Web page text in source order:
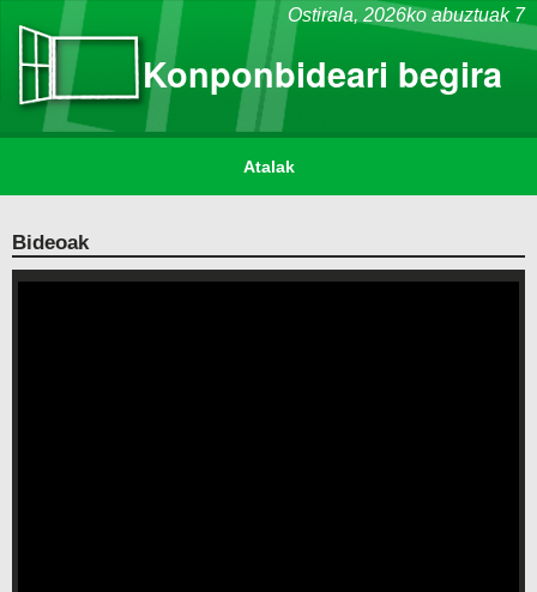
Ostirala, 2026ko abuztuak 7
Konponbideari begira
Atalak
Bideoak